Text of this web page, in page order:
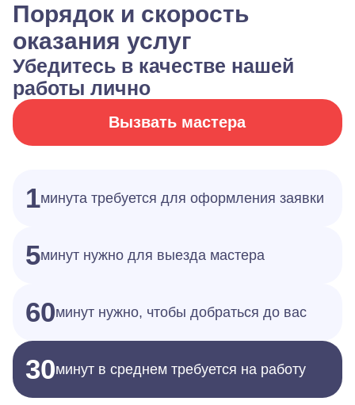
Порядок и скорость
оказания услуг
Убедитесь в качестве нашей
работы лично
Вызвать мастера
1минута требуется для оформления заявки
5минут нужно для выезда мастера
60минут нужно, чтобы добраться до вас
30минут в среднем требуется на работу